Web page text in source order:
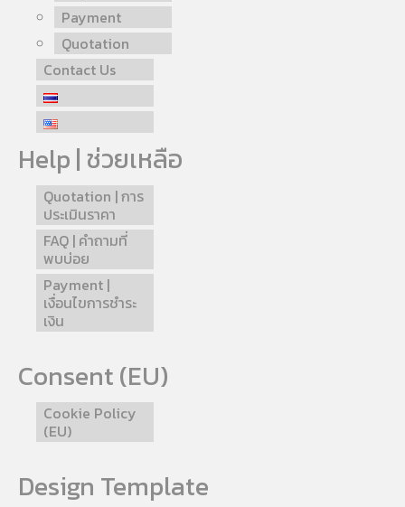
Payment
Quotation
Contact Us
Help | ช่วยเหลือ
Quotation | การ
ประเมินราคา
FAQ | คำถามที่
พบบ่อย
Payment |
เงื่อนไขการชำระ
เงิน
Consent (EU)
Cookie Policy
(EU)
Design Template